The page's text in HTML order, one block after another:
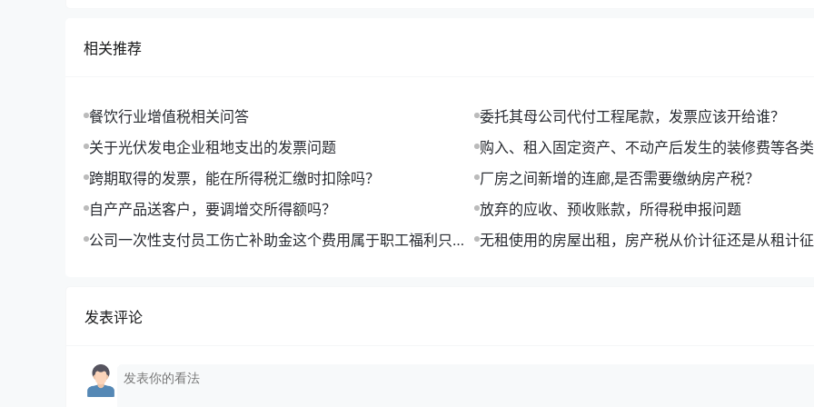
相关推荐
餐饮行业增值税相关问答
委托其母公司代付工程尾款，发票应该开给谁？
关于光伏发电企业租地支出的发票问题
购入、租入固定资产、不动产后发生的装修费等各
项抵扣问题的执行口径
跨期取得的发票，能在所得税汇缴时扣除吗？
厂房之间新增的连廊,是否需要缴纳房产税？
自产产品送客户，要调增交所得额吗？
放弃的应收、预收账款，所得税申报问题
公司一次性支付员工伤亡补助金这个费用属于职工福利只能
无租使用的房屋出租，房产税从价计征还是从租计征
发表评论